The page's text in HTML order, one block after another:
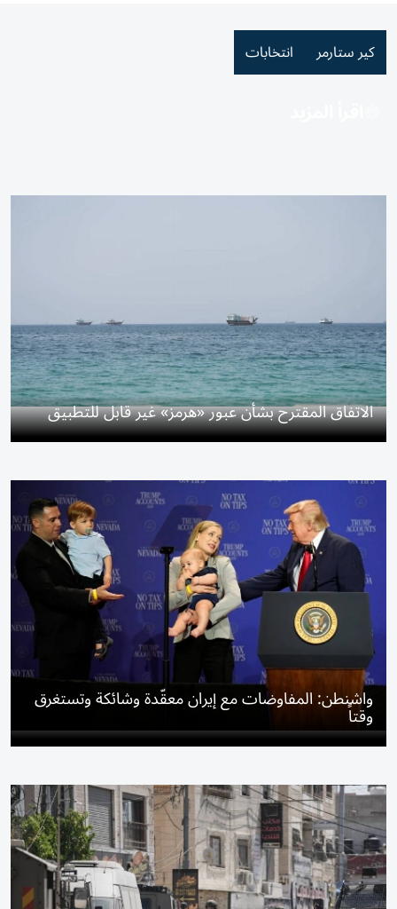
كير ستارمر انتخابات
الاتفاق المقترح بشأن عبور «هرمز» غير قابل للتطبيق
واشنطن: المفاوضات مع إيران معقّدة وشائكة وتستغرق
وقتاً